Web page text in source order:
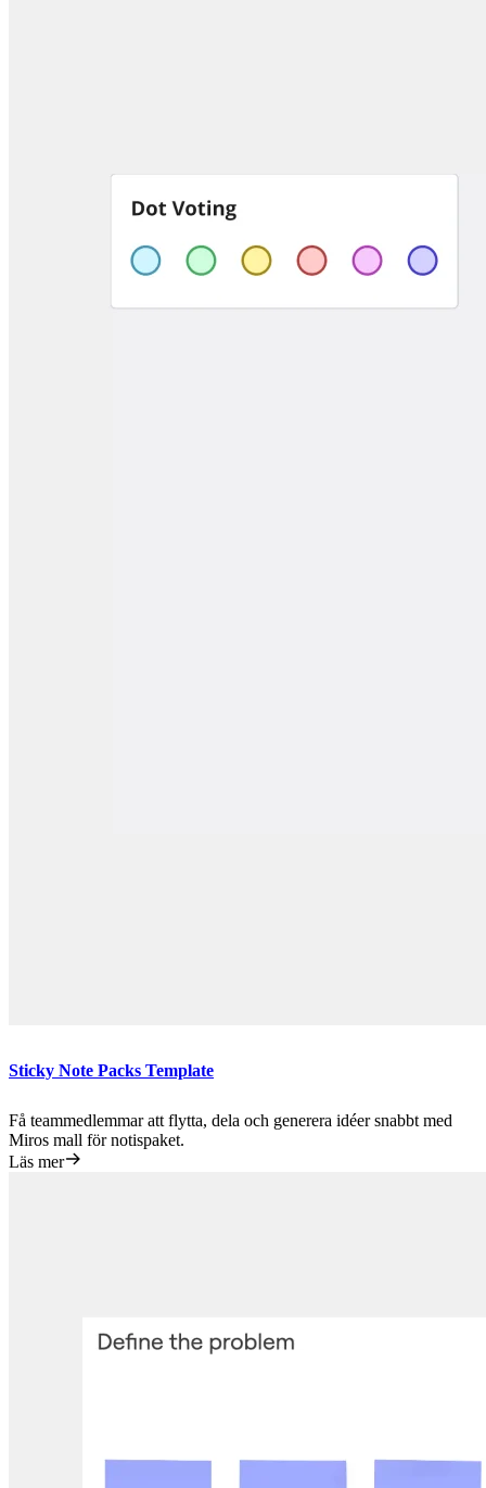
Sticky Note Packs Template
Få teammedlemmar att flytta, dela och generera idéer snabbt med
Miros mall för notispaket.
Läs mer